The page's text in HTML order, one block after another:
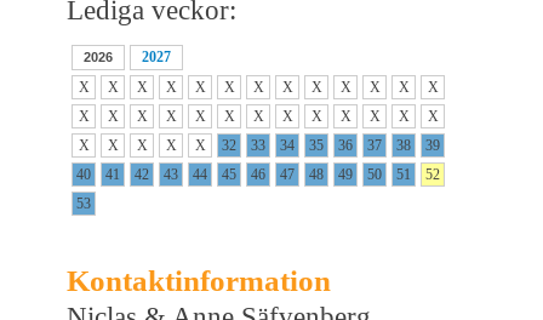
Lediga veckor:
2026
2027
X
X X X X X X X X X X X
X
X
X X X X X X X X X X X
X
X
X X X X 32 33 34 35 36 37 38
39
40
41 42 43 44 45 46 47 48 49 50 51
52
53
Kontaktinformation